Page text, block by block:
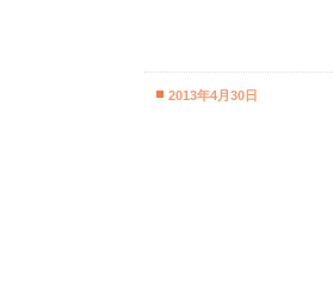
2013年4月30日